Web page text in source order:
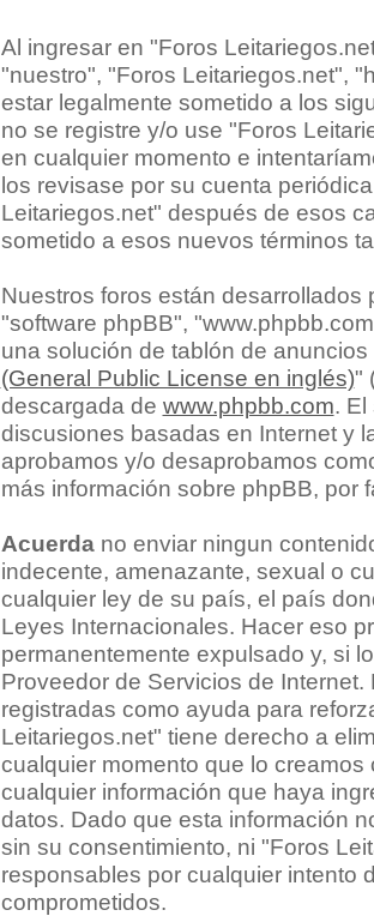
Al ingresar en "Foros
"nuestro", "Foros Leitariegos.net",
estar legalmente sometido a los
no se registre y/o use "Foros
en cualquier momento e
los revisase por su cuenta
Leitariegos.net" después de esos
sometido a esos nuevos términos
Nuestros foros están
"software phpBB",
una solución de tablón de
(General Public License en inglés)"
descargada de www.phpbb.com. El
discusiones basadas en Internet y
aprobamos y/o desaprobamos
más información sobre phpBB, por
Acuerdano enviar ningun
indecente, amenazante, sexual o
cualquier ley de su país, el país
Leyes Internacionales. Hacer eso
permanentemente expulsado y, si
Proveedor de Servicios de
registradas como ayuda para
Leitariegos.net" tiene derecho a
cualquier momento que lo
cualquier información que haya
datos. Dado que esta información
sin su consentimiento, ni "Foros
responsables por cualquier intento
comprometidos.